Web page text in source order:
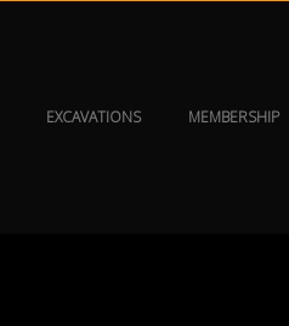
EXCAVATIONS MEMBERSHIP